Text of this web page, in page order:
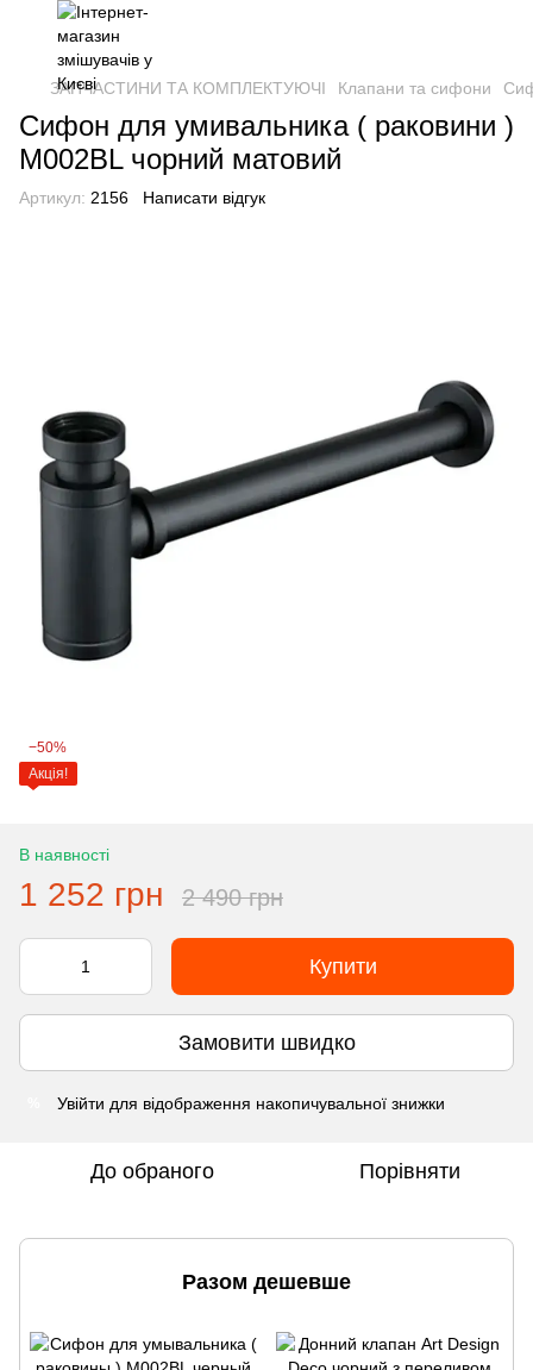
ЗАПЧАСТИНИ ТА КОМПЛЕКТУЮЧІ Клапани та сифони
Сифон для умивальника ( раковини )
M002BL чорний матовий
Артикул: 2156 Написати відгук
−50%
Акція!
В наявності
1 252 грн 2 490 грн
Купити
Замовити швидко
Увійти для відображення накопичувальної знижки
До обраного Порівняти
Разом дешевше